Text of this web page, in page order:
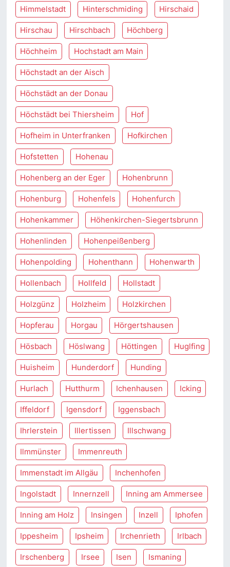
Himmelstadt Hinterschmiding Hirschaid
Hirschau Hirschbach Höchberg
Höchheim Hochstadt am Main
Höchstadt an der Aisch
Höchstädt an der Donau
Höchstädt bei Thiersheim Hof
Hofheim in Unterfranken Hofkirchen
Hofstetten Hohenau
Hohenberg an der Eger Hohenbrunn
Hohenburg Hohenfels Hohenfurch
Hohenkammer Höhenkirchen-Siegertsbrunn
Hohenlinden Hohenpeißenberg
Hohenpolding Hohenthann Hohenwarth
Hollenbach Hollfeld Hollstadt
Holzgünz Holzheim Holzkirchen
Hopferau Horgau Hörgertshausen
Hösbach Höslwang Höttingen Huglfing
Huisheim Hunderdorf Hunding
Hurlach Hutthurm Ichenhausen Icking
Iffeldorf Igensdorf Iggensbach
Ihrlerstein Illertissen Illschwang
Ilmmünster Immenreuth
Immenstadt im Allgäu Inchenhofen
Ingolstadt Innernzell Inning am Ammersee
Inning am Holz Insingen Inzell Iphofen
Ippesheim Ipsheim Irchenrieth Irlbach
Irschenberg Irsee Isen Ismaning